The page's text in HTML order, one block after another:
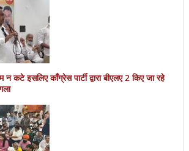
न कटे इसलिए काँग्रेस पार्टी द्वारा बीएलए 2 किए जा रहे